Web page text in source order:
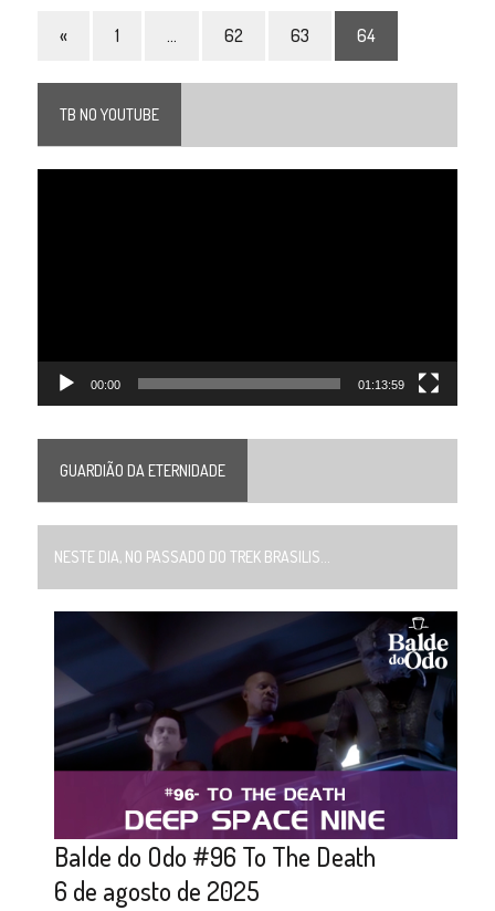
« 1 … 62 63 64
TB NO YOUTUBE
00:00 01:13:59
GUARDIÃO DA ETERNIDADE
NESTE DIA, NO PASSADO DO TREK BRASILIS...
Balde do Odo #96 To The Death
6 de agosto de 2025